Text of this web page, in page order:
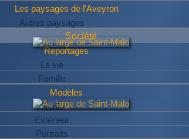
Les paysages de l'Aveyron
Autres paysages
Société
Reportages
La vie
Famille
Modèles
Studio
Extérieur
Portraits